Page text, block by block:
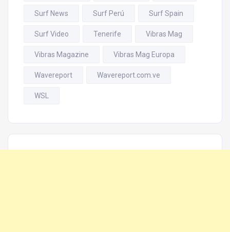
Surf News Surf Perú Surf Spain
Surf Video Tenerife Vibras Mag
Vibras Magazine Vibras Mag Europa
Wavereport Wavereport.com.ve
WSL